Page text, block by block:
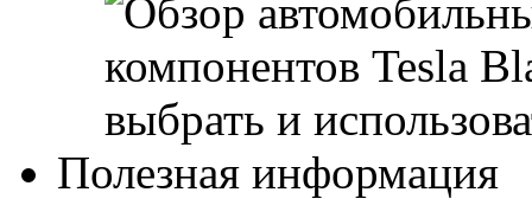
Полезная информация